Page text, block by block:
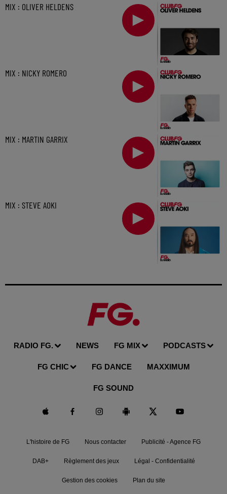
MIX : OLIVER HELDENS
MIX : NICKY ROMERO
MIX : MARTIN GARRIX
MIX : STEVE AOKI
RADIO FG. NEWS FG MIX PODCASTS
FG CHIC FG DANCE MAXXIMUM
FG SOUND
L'histoire de FG Nous contacter Publicité - Agence FG
DAB+ Règlement des jeux Légal - Confidentialité
Gestion des cookies Plan du site